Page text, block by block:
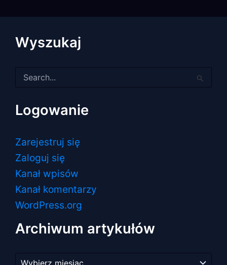
Wyszukaj
dla:
Logowanie
Zarejestruj się
Zaloguj się
Kanał wpisów
Kanał komentarzy
WordPress.org
Archiwum artykułów